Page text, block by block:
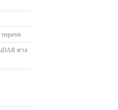
ทาง